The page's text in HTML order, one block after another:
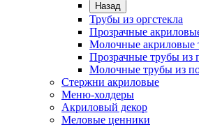
Назад
Трубы из оргстекла
Прозрачные
Молочные акриловые
Прозрачные трубы из
Молочные трубы из
Стержни акриловые
Меню-холдеры
Акриловый декор
Меловые ценники